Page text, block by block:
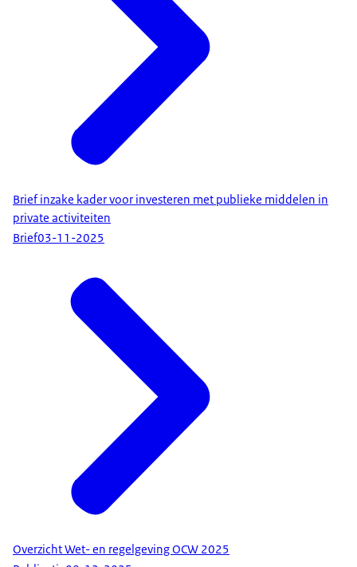
Brief inzake kader voor investeren met publieke middelen in
private activiteiten
Brief03-11-2025
Overzicht Wet- en regelgeving OCW 2025